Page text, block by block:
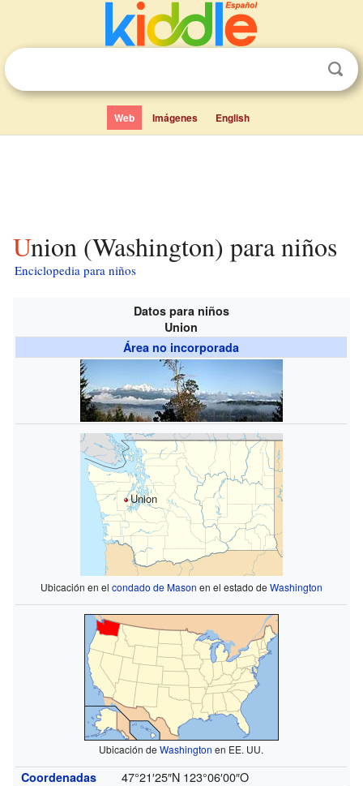
Web Imágenes English
Union (Washington) para niños
Enciclopedia para niños
Datos para niños
Union
Área no incorporada
Union
Ubicación en el condado de Mason en el estado de Washington
Ubicación deWashington en EE. UU.
Coordenadas 47°21′25″N 123°06′00″O